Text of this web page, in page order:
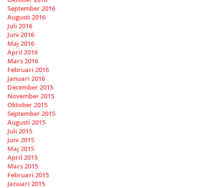
September 2016
Augusti 2016
Juli 2016
Juni 2016
Maj 2016
April 2016
Mars 2016
Februari 2016
Januari 2016
December 2015
November 2015
Oktober 2015
September 2015
Augusti 2015
Juli 2015
Juni 2015
Maj 2015
April 2015
Mars 2015
Februari 2015
Januari 2015